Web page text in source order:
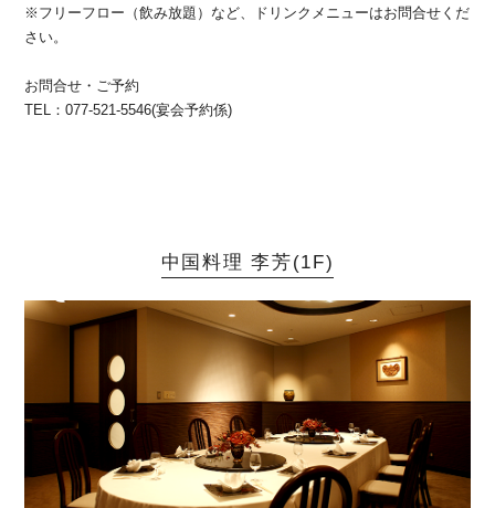
※フリーフロー（飲み放題）など、ドリンクメニューはお問合せくだ
さい。
お問合せ・ご予約
TEL：077-521-5546(宴会予約係)
中国料理 李芳(1F)